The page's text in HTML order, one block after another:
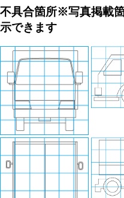
不具合箇所※写真掲載
示できます